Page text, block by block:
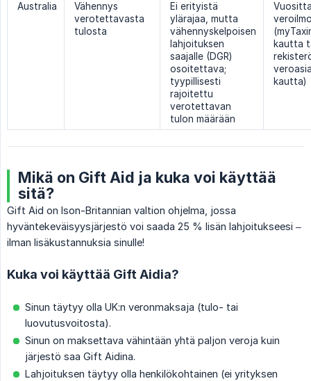
Australia
Vähennys
verotettavasta
tulosta
Ei erityistä
ylärajaa, mutta
vähennyskelpoisen
lahjoituksen
saajalle (DGR)
osoitettava;
tyypillisesti
rajoitettu
verotettavan
tulon määrään
kautta
kautta)
Mikä on Gift Aid ja kuka voi käyttää
sitä?
Gift Aid on Ison-Britannian valtion ohjelma, jossa
hyväntekeväisyysjärjestö voi saada 25 % lisän lahjoitukseesi –
ilman lisäkustannuksia sinulle!
Kuka voi käyttää Gift Aidia?
Sinun täytyy olla UK:n veronmaksaja (tulo- tai
luovutusvoitosta).
Sinun on maksettava vähintään yhtä paljon veroja kuin
järjestö saa Gift Aidina.
Lahjoituksen täytyy olla henkilökohtainen (ei yrityksen